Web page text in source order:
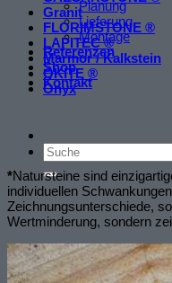
Planung
Lieferung
Montage
Referenzen
Shop
Kontakt
Granit
FLORIMSTONE ®
LAPITEC ®
Marmor / Kalkstein
OKITE ®
Onyx
*Natursteine sind
individuellen
Zeichnungsunterschiede,
Wertminderung, sondern